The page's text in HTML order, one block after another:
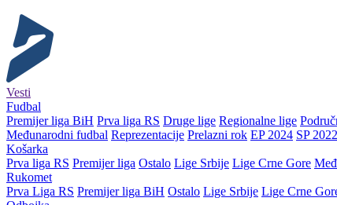
Vesti
Fudbal
Premijer liga BiH Prva liga RS Druge lige Regionalne lige
Međunarodni fudbal Reprezentacije Prelazni rok EP 2024 SP 2022
Košarka
Prva liga RS Premijer liga Ostalo Lige Srbije Lige Crne Gore
Rukomet
Prva Liga RS Premijer liga BiH Ostalo Lige Srbije Lige Crne